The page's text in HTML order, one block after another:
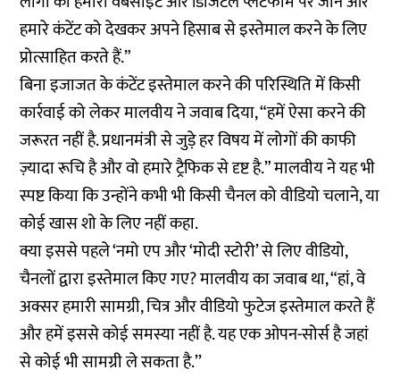
हमारे कंटेंट को देखकर अपने हिसाब से इस्तेमाल करने के लिए
प्रोत्साहित करते हैं.”
बिना इजाजत के कंटेंट इस्तेमाल करने की परिस्थिति में किसी
कार्रवाई को लेकर मालवीय ने जवाब दिया, “हमें ऐसा करने की
जरूरत नहीं है. प्रधानमंत्री से जुड़े हर विषय में लोगों की काफी
ज़्यादा रूचि है और वो हमारे ट्रैफिक से दृष्ट है.” मालवीय ने यह भी
स्पष्ट किया कि उन्होंने कभी भी किसी चैनल को वीडियो चलाने, या
कोई खास शो के लिए नहीं कहा.
क्या इससे पहले ‘नमो एप और ‘मोदी स्टोरी’ से लिए वीडियो,
चैनलों द्वारा इस्तेमाल किए गए? मालवीय का जवाब था, “हां, वे
अक्सर हमारी सामग्री, चित्र और वीडियो फुटेज इस्तेमाल करते हैं
और हमें इससे कोई समस्या नहीं है. यह एक ओपन-सोर्स है जहां
से कोई भी सामग्री ले सकता है.’’